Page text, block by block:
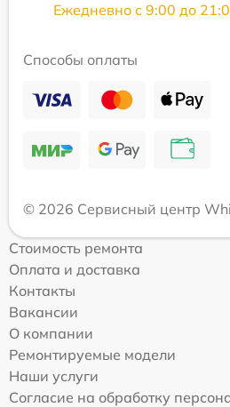
Ежедневно с 9:00 до
Способы оплаты
© 2026 Сервисный центр
Стоимость ремонта
Оплата и доставка
Контакты
Вакансии
О компании
Ремонтируемые модели
Наши услуги
Согласие на обработку